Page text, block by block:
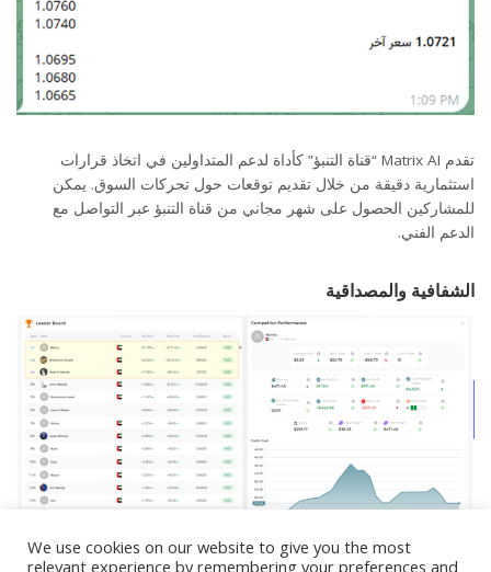
تقدم Matrix AI “قناة التنبؤ” كأداة لدعم المتداولين في اتخاذ قرارات
استثمارية دقيقة من خلال تقديم توقعات حول تحركات السوق. يمكن
للمشاركين الحصول على شهر مجاني من قناة التنبؤ عبر التواصل مع
الدعم الفني.
الشفافية والمصداقية
We use cookies on our website to give you the most
relevant experience by remembering your preferences and